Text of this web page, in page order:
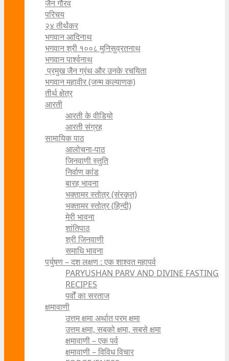
जैन गौरव
परिचय
२४ तीर्थंकर
भगवान आदिनाथ
भगवान श्री १००८ मुनिसुव्रतनाथ
भगवान पार्श्वनाथ
प्रमुख जैन ग्रंथ और उनके रचयिता
भगवान महावीर (जन्म कल्याणक)
तीर्थ क्षेत्र
आरती
आरती के वीडियो
आरती संग्रह
सामायिक पाठ
आलोचना-पाठ
जिनवाणी स्तुति
निर्वाण कांड
बारह भावना
भक्तामर स्तोत्र (संस्कृत)
भक्तामर स्तोत्र (हिन्दी)
मेरी भावना
शांतिपाठ
श्री जिनवाणी
समाधि भावना
पर्युषण – दश लक्षण : एक शाश्वत महापर्व
PARYUSHAN PARV AND DIVINE FASTING
RECIPES
पर्वों का सरताज
क्षमावाणी
उत्तम क्षमा अर्थात परम क्षमा
उत्तम क्षमा, सबको क्षमा, सबसे क्षमा
क्षमावाणी – एक पर्व
क्षमावाणी – विविध विचार